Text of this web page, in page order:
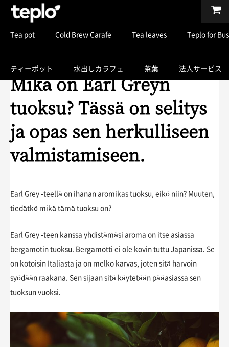
Tea pot Cold Brew Carafe Tea leaves Teplo for
ティーポット 水出しカラフェ 茶葉 法人サービス
Mikä on Earl Greyn
tuoksu? Tässä on selitys
ja opas sen herkulliseen
valmistamiseen.
Earl Grey -teellä on ihanan aromikas tuoksu, eikö niin? Muuten,
tiedätkö mikä tämä tuoksu on?
Earl Grey -teen kanssa yhdistämäsi aroma on itse asiassa
bergamotin tuoksu. Bergamotti ei ole kovin tuttu Japanissa. Se
on kotoisin Italiasta ja on melko karvas, joten sitä harvoin
syödään raakana. Sen sijaan sitä käytetään pääasiassa sen
tuoksun vuoksi.